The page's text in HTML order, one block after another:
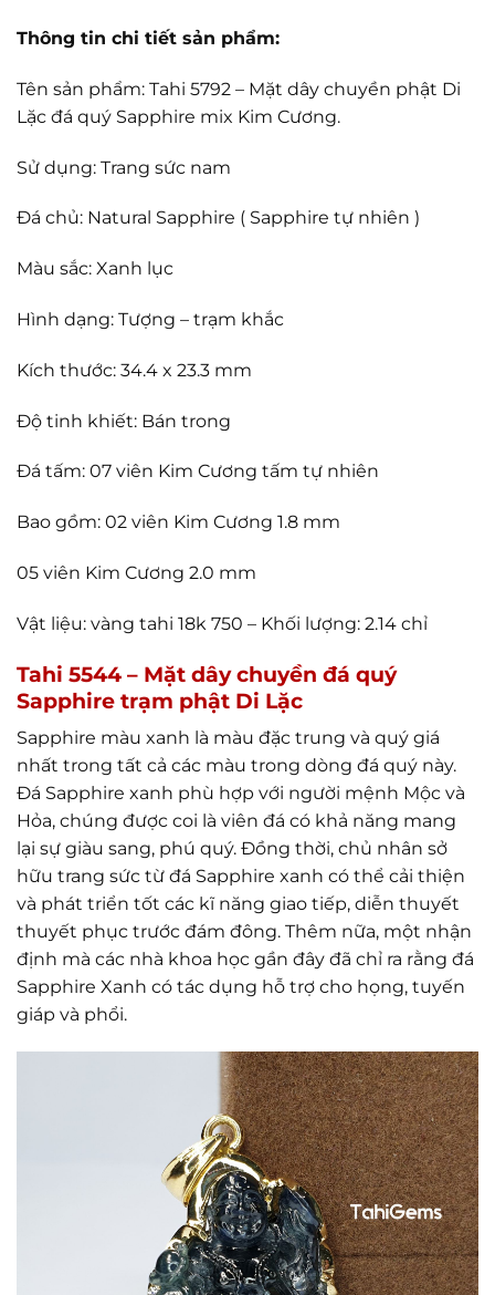
Thông tin chi tiết sản phẩm:
Tên sản phẩm: Tahi 5792 – Mặt dây chuyền phật Di
Lặc đá quý Sapphire mix Kim Cương.
Sử dụng: Trang sức nam
Đá chủ: Natural Sapphire ( Sapphire tự nhiên )
Màu sắc: Xanh lục
Hình dạng: Tượng – trạm khắc
Kích thước: 34.4 x 23.3 mm
Độ tinh khiết: Bán trong
Đá tấm: 07 viên Kim Cương tấm tự nhiên
Bao gồm: 02 viên Kim Cương 1.8 mm
05 viên Kim Cương 2.0 mm
Vật liệu: vàng tahi 18k 750 – Khối lượng: 2.14 chỉ
Tahi 5544 – Mặt dây chuyền đá quý
Sapphire trạm phật Di Lặc
Sapphire màu xanh là màu đặc trung và quý giá
nhất trong tất cả các màu trong dòng đá quý này.
Đá Sapphire xanh phù hợp với người mệnh Mộc và
Hỏa, chúng được coi là viên đá có khả năng mang
lại sự giàu sang, phú quý. Đồng thời, chủ nhân sở
hữu trang sức từ đá Sapphire xanh có thể cải thiện
và phát triển tốt các kĩ năng giao tiếp, diễn thuyết
thuyết phục trước đám đông. Thêm nữa, một nhận
định mà các nhà khoa học gần đây đã chỉ ra rằng đá
Sapphire Xanh có tác dụng hỗ trợ cho họng, tuyến
giáp và phổi.